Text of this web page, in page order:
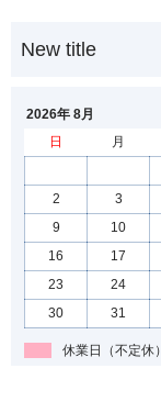
2026年 8月
日
月
2
3
9
10
16
17
23
24
30
31
休業日（不定休）